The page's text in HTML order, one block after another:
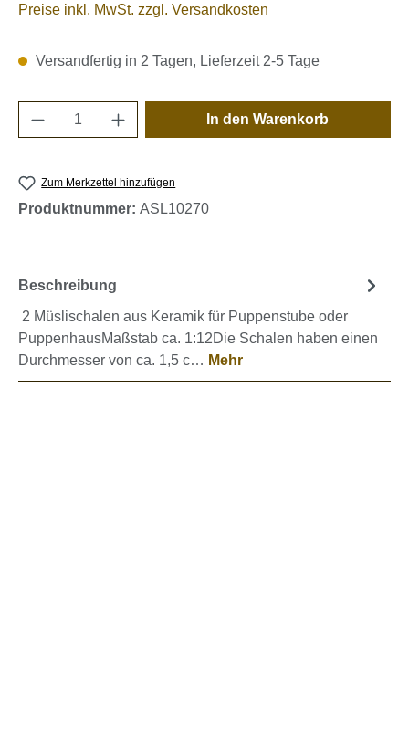
Preise inkl. MwSt. zzgl. Versandkosten
Versandfertig in 2 Tagen, Lieferzeit 2-5 Tage
Produkt Anzahl: Gib den gewünschten
In den Warenkorb
Zum Merkzettel hinzufügen
Produktnummer: ASL10270
Beschreibung
2 Müslischalen aus Keramik für Puppenstube oder
PuppenhausMaßstab ca. 1:12Die Schalen haben einen
Durchmesser von ca. 1,5 c… Mehr